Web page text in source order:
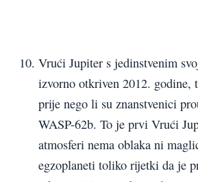
Vrući Jupiter s jedinstvenim
izvorno otkriven 2012. godine,
prije nego li su znanstvenici
WASP-62b. To je prvi Vrući
atmosferi nema oblaka ni
egzoplaneti toliko rijetki da je